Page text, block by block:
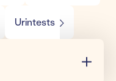
Urintests